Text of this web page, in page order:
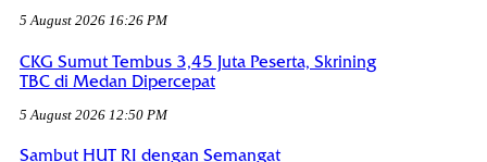
5 August 2026 16:26 PM
CKG Sumut Tembus 3,45 Juta Peserta, Skrining
TBC di Medan Dipercepat
5 August 2026 12:50 PM
Sambut HUT RI dengan Semangat